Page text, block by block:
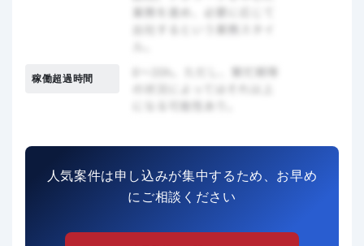
稼働超過時間
人気案件は申し込みが集中するため、お早め
にご相談ください